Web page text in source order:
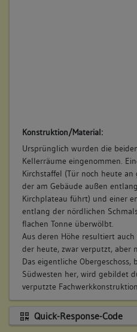
Sparrendach, q.
Mansardwalmdach
10. Bauphase:
(1743)
Der Expeditionsrat Victor
Besigheim, der bereits das
auch das Deutsche Schulhaus:
dabey befindl. Kuchingärttlen,
Schul gehalten worden, oben
Allmand und sich selbst
Expeditionsrath, Vogt Essich
Kirchenraths Collegio erkauft,
Amtsbehausung
Beruf / Amt / Titel:
Expeditionsrat
Untervogt
Betroffene Gebäudeteile:
keine
12. Besitzer:in:
(1743 - 1789)
Bemerkung Familie:
Bemerkung Besitz:
besitzt
Konstruktion/Material:
Ursprünglich wurden die
Kellerräume eingenommen.
Kirchstaffel (Tür noch heute
der am Gebäude außen
Kirchplateau führt) und einer
entlang der nördlichen
flachen Tonne überwölbt.
Aus deren Höhe resultiert auch
der heute, zwar verputzt, aber
Das eigentliche Obergeschoss,
Südwesten her, wird gebildet
verputzte
Quick-Response-Code